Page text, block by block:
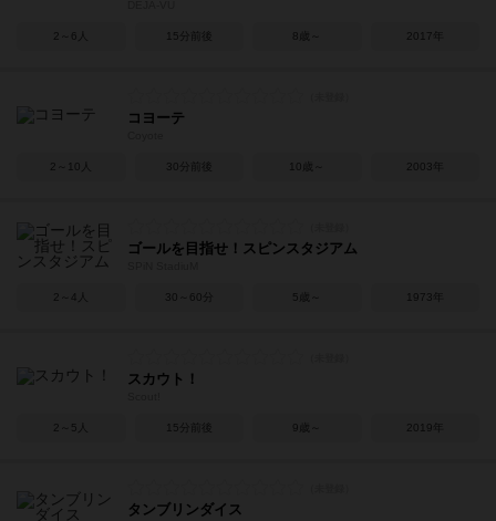
2～6人 15分前後 8歳～ 2017年
コヨーテ
2～10人 30分前後 10歳～ 2003年
ゴールを目指せ！スピンスタジアム
2～4人 30～60分 5歳～ 1973年
スカウト！
2～5人 15分前後 9歳～ 2019年
タンブリンダイス